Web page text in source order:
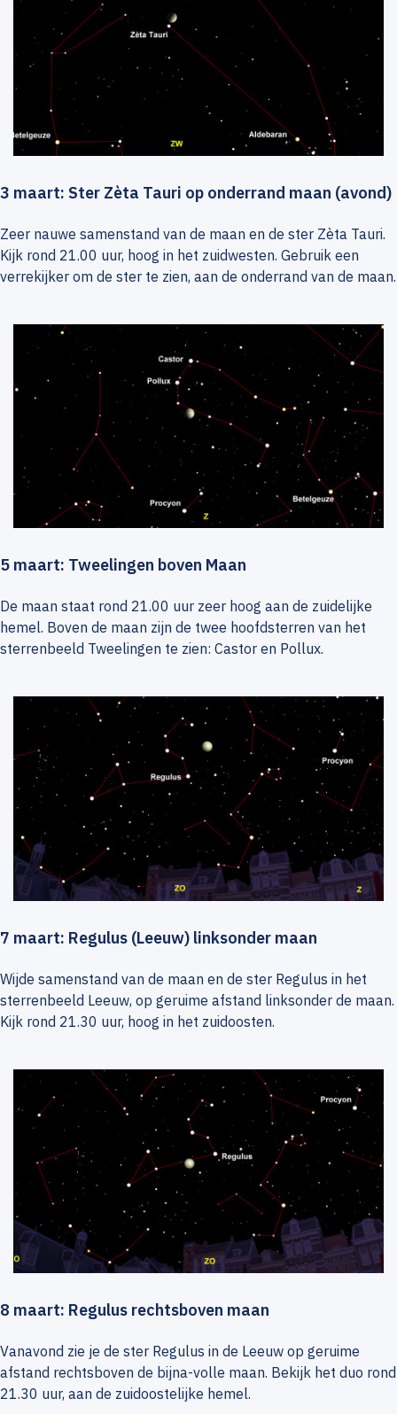
3 maart: Ster Zèta Tauri op onderrand maan (avond)
Zeer nauwe samenstand van de maan en de ster Zèta Tauri.
Kijk rond 21.00 uur, hoog in het zuidwesten. Gebruik een
verrekijker om de ster te zien, aan de onderrand van de maan.
5 maart: Tweelingen boven Maan
De maan staat rond 21.00 uur zeer hoog aan de zuidelijke
hemel. Boven de maan zijn de twee hoofdsterren van het
sterrenbeeld Tweelingen te zien: Castor en Pollux.
7 maart: Regulus (Leeuw) linksonder maan
Wijde samenstand van de maan en de ster Regulus in het
sterrenbeeld Leeuw, op geruime afstand linksonder de maan.
Kijk rond 21.30 uur, hoog in het zuidoosten.
8 maart: Regulus rechtsboven maan
Vanavond zie je de ster Regulus in de Leeuw op geruime
afstand rechtsboven de bijna-volle maan. Bekijk het duo rond
21.30 uur, aan de zuidoostelijke hemel.